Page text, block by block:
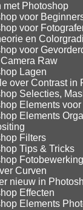
met Photoshop
voor
voor
en
voor
Raw
Lagen
over Contrast in
Selecties,
Elements
Elements
Filters
Tips & Tricks
Curven
nieuw in
Effecten
Elements